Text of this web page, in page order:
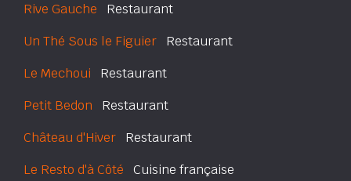
Rive Gauche Restaurant
Un Thé Sous le Figuier Restaurant
Le Mechoui Restaurant
Petit Bedon Restaurant
Château d'Hiver Restaurant
Le Resto d'à Côté Cuisine française